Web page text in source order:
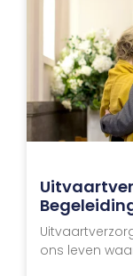
ons leven